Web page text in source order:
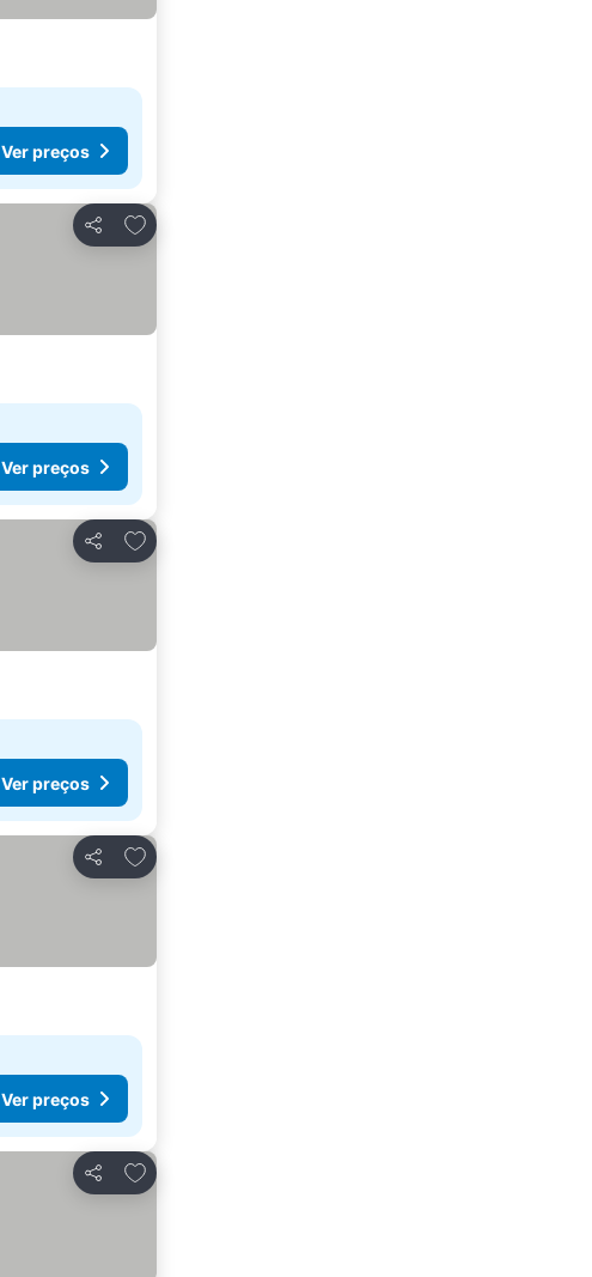
Ver preços
Partilhar
Adicionar aos favoritos
Ver preços
Partilhar
Adicionar aos favoritos
Ver preços
Partilhar
Adicionar aos favoritos
Ver preços
Partilhar
Adicionar aos favoritos